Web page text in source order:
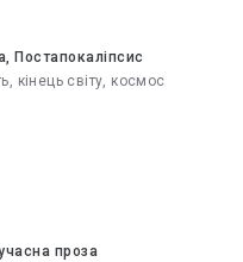
Постапокаліпсис
кінець світу, космос
проза